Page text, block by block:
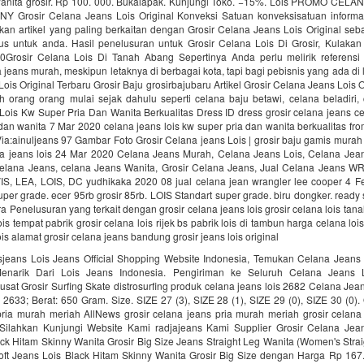
Grosir Celana Jeans Lois Original Konveksi Satuan konveksisatuan
artikel yang paling berkaitan dengan Grosir Celana Jeans Lois Original
untuk anda. Hasil penelusuran untuk Grosir Celana Lois Di Grosir,
Celana Lois Di Tanah Abang Sepertinya Anda perlu melirik referensi
jeans murah, meskipun letaknya di berbagai kota, tapi bagi pebisnis yang ada di
Original Terbaru Grosir Baju grosirbajubaru Artikel Grosir Celana Jeans Lois
orang orang mulai sejak dahulu seperti celana baju betawi, celana beladiri,
Kw Super Pria Dan Wanita Berkualitas Dress ID dress grosir celana jeans
wanita 7 Mar 2020 celana jeans lois kw super pria dan wanita berkualitas
97 Gambar Foto Grosir Celana jeans Lois | grosir baju gamis
jeans lois 24 Mar 2020 Celana Jeans Murah, Celana Jeans Lois, Celana
Jeans, celana Jeans Wanita, Grosir Celana Jeans, Jual Celana Jeans
LEA, LOIS, DC yudhikaka 2020 08 jual celana jean wrangler lee cooper 4
grade. ecer 95rb grosir 85rb. LOIS Standart super grade. biru dongker.
Penelusuran yang terkait dengan grosir celana jeans lois grosir celana lois
tempat pabrik grosir celana lois rijek bs pabrik lois di tambun harga celana
alamat grosir celana jeans bandung grosir jeans lois original
Lois Jeans Official Shopping Website Indonesia, Temukan Celana Jeans
Dari Lois Jeans Indonesia. Pengiriman ke Seluruh Celana Jeans
Grosir Surfing Skate distrosurfing produk celana jeans lois 2682 Celana
Berat: 650 Gram. Size. SIZE 27 (3), SIZE 28 (1), SIZE 29 (0), SIZE 30 (0).
murah meriah AllNews grosir celana jeans pria murah meriah grosir
Kunjungi Website Kami radjajeans Kami Supplier Grosir Celana
Hitam Skinny Wanita Grosir Big Size Jeans Straight Leg Wanita (Women's
Jeans Lois Black Hitam Skinny Wanita Grosir Big Size dengan Harga Rp